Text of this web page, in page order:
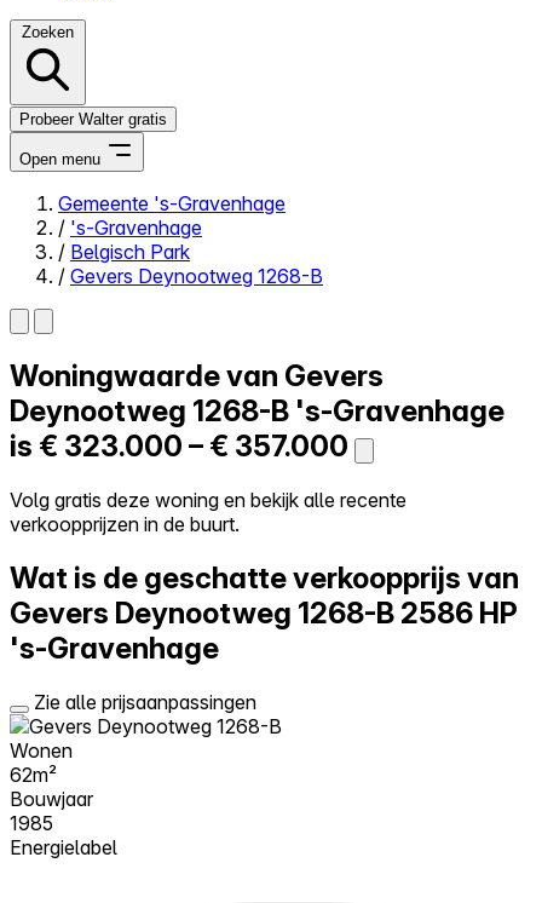
Zoeken
Probeer Walter gratis
Open menu
Close menu
Zelf kopen
Alles-in-één
Reviews
Prijzen
Log in
Probeer Walter gratis
Gemeente 's-Gravenhage
/ 's-Gravenhage
/ Belgisch Park
/ Gevers Deynootweg 1268-B
Woningwaarde van Gevers
Deynootweg 1268-B 's-Gravenhage
is € 323.000 – € 357.000
Volg gratis deze woning en bekijk alle recente
verkoopprijzen in de buurt.
Wat is de geschatte verkoopprijs van
Gevers Deynootweg 1268-B 2586 HP
's-Gravenhage
Zie alle prijsaanpassingen
Wonen
62m²
Bouwjaar
1985
Energielabel